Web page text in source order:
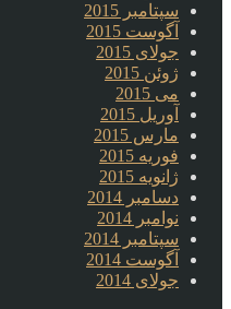
سپتامبر 2015
آگوست 2015
جولای 2015
ژوئن 2015
می 2015
آوریل 2015
مارس 2015
فوریه 2015
ژانویه 2015
دسامبر 2014
نوامبر 2014
سپتامبر 2014
آگوست 2014
جولای 2014